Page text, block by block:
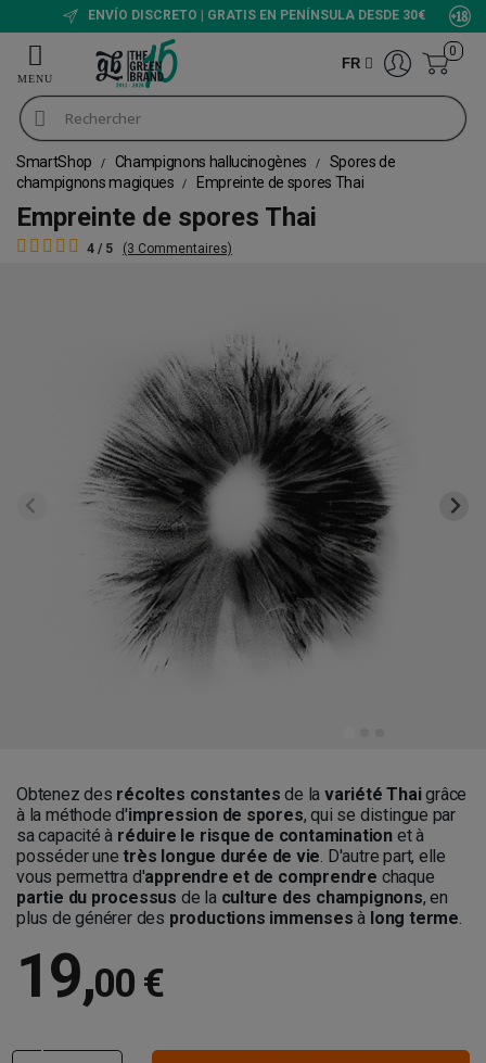
ENVÍO DISCRETO | GRATIS EN PENÍNSULA DESDE 30€
FR
0
SmartShop Champignons hallucinogènes
Spores de
champignons magiques
Empreinte de spores Thai
Empreinte de spores Thai
4 / 5 (3 Commentaires)
Obtenez des récoltes constantes de lavariété Thaigrâce
à la méthode d'impression de spores, qui se distingue par
sa capacité à réduire le risque de contaminationet à
posséder unetrès longue durée de vie. D'autre part, elle
vous permettra d'apprendre et de comprendre chaque
partie du processus de la culture des champignons, en
plus de générer des productions immenses à long terme.
19,00 €